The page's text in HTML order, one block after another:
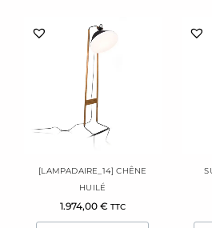
[LAMPADAIRE_14] CHÊNE
HUILÉ
1.974,00 € TTC